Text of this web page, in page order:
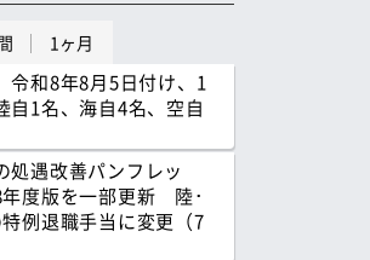
1ヶ月
和8年8月5日付け、1
自1名、海自4名、空自
処遇改善パンフレッ
年度版を一部更新 陸･
例退職手当に変更（7